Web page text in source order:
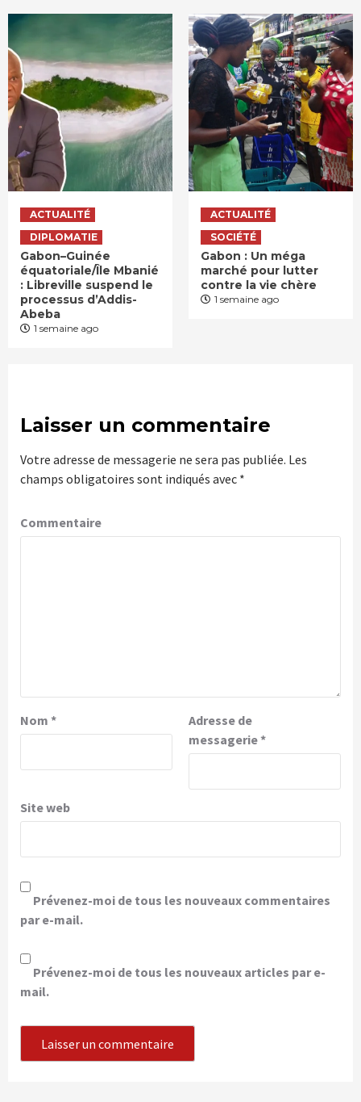
ACTUALITÉ
DIPLOMATIE
Gabon–Guinée
équatoriale/Île Mbanié
: Libreville suspend le
processus d’Addis-
Abeba
1 semaine ago
ACTUALITÉ
SOCIÉTÉ
Gabon : Un méga
marché pour lutter
contre la vie chère
1 semaine ago
Laisser un commentaire
Votre adresse de messagerie ne sera pas publiée. Les
champs obligatoires sont indiqués avec *
Commentaire
Nom *
Adresse de
messagerie*
Site web
Prévenez-moi de tous les nouveaux commentaires
par e-mail.
Prévenez-moi de tous les nouveaux articles par e-
mail.